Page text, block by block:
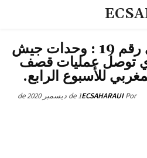
البلاغ العسكري رقم 19 : وحدات جيش
توصل عمليات قصف
للأسبوع الرابع.
Por
ECSAHARAUI1 de ديسمبر de 2020